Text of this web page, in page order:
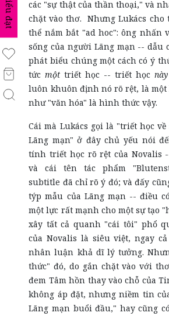
biểu đạt
các "sự thật của thần thoại," và
chặt vào thơ. Nhưng Lukács cho
thể nắm bắt "ad hoc": ông nhấn
sống của người Lãng mạn -- dẫu
phát biểu chúng một cách có ý
tứcmột triết học -- triết học này
luôn khuôn định nó rõ rệt, là
như "văn hóa" là hình thức vậy.
Cái mà Lukács gọi là "triết học
Lãng mạn" ở đây chủ yếu nói
tính triết học rõ rệt của Novalis
và cái tên tác phẩm
subtitle đã chỉ rõ ý đó; và đấy
týp mẫu của Lãng mạn -- điều
một lực rất mạnh cho một sự tạo
xây tất cả quanh "cái tôi" phổ
của Novalis là siêu việt, ngay
nhân luận khả dĩ lý tưởng.
thức" đó, do gắn chặt vào với
đem Tâm hồn thay vào chỗ của
không áp đặt, nhưng niềm tin
Lãng mạn buổi đầu," hay cũng